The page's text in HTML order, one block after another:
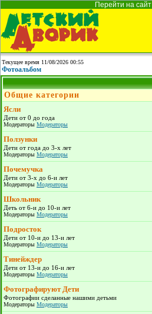
Перейти на сайт
Текущее время 11/08/2026 00:55
Фотоальбом
Общие категории
Ясли
Дети от 0 до года
Модераторы Модераторы
Ползунки
Дети от года до 3-х лет
Модераторы Модераторы
Почемучка
Дети от 3-х до 6-и лет
Модераторы Модераторы
Школьник
Деть от 6-и до 10-и лет
Модераторы Модераторы
Подросток
Дети от 10-и до 13-и лет
Модераторы Модераторы
Тинейждер
Дети от 13-и до 16-и лет
Модераторы Модераторы
Фотографируют Дети
Фотографии сделанные нашими детьми
Модераторы Модераторы